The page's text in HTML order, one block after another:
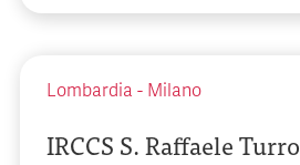
Lombardia - Milano
IRCCS S. Raffaele Turro